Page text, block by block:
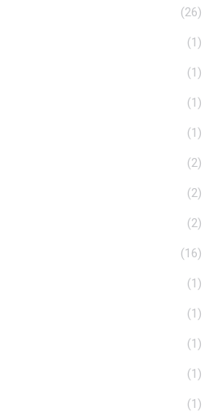
(26)
(1)
(1)
(1)
(1)
(2)
(2)
(2)
(16)
(1)
(1)
(1)
(1)
(1)